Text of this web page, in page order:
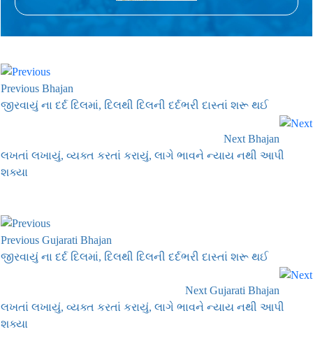
Previous Bhajan
જીરવાયું ના દર્દ દિલમાં, દિલથી દિલની દર્દભરી દાસ્તાં શરૂ થઈ
Next Bhajan
લખતાં લખાયું, વ્યક્ત કરતાં કરાયું, લાગે ભાવને ન્યાય નથી આપી
શક્યા
Previous Gujarati Bhajan
જીરવાયું ના દર્દ દિલમાં, દિલથી દિલની દર્દભરી દાસ્તાં શરૂ થઈ
Next Gujarati Bhajan
લખતાં લખાયું, વ્યક્ત કરતાં કરાયું, લાગે ભાવને ન્યાય નથી આપી
શક્યા